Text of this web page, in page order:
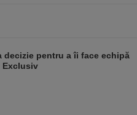
decizie pentru a îi face echipă
Exclusiv